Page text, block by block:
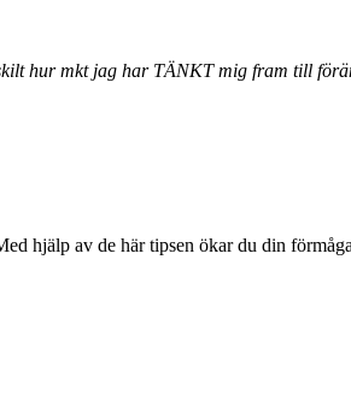
hur mkt jag har TÄNKT mig fram till
hjälp av de här tipsen ökar du din